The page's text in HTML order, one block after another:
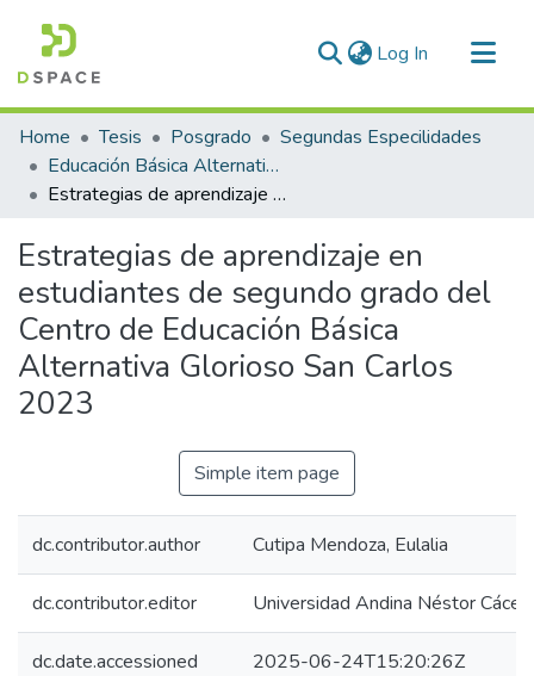
Log In (current)
Communities & Collections
All of DSpace
Statistics
Home Tesis Posgrado
Segundas Especilidades
Educación Básica Alternativa y Tutoría
Estrategias de aprendizaje en estudiantes de segundo grado del Centro de Educación Básica Alternativa Glorioso San Carlos 2023
Estrategias de aprendizaje en
estudiantes de segundo grado del
Centro de Educación Básica
Alternativa Glorioso San Carlos
2023
Simple item page
dc.contributor.author Cutipa Mendoza, Eulalia
dc.contributor.editor Universidad Andina Néstor
dc.date.accessioned 2025-06-24T15:20:26Z